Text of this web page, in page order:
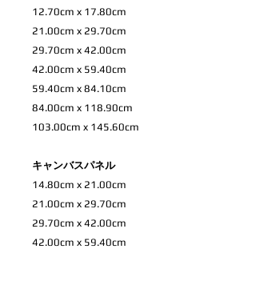
12.70cm x 17.80cm
21.00cm x 29.70cm
29.70cm x 42.00cm
42.00cm x 59.40cm
59.40cm x 84.10cm
84.00cm x 118.90cm
103.00cm x 145.60cm
キャンバスパネル
14.80cm x 21.00cm
21.00cm x 29.70cm
29.70cm x 42.00cm
42.00cm x 59.40cm